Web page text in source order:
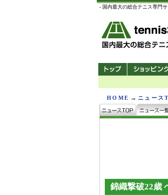
- 国内最大の総合テニス専門
HOME → ニュース
錦織撃破22歳